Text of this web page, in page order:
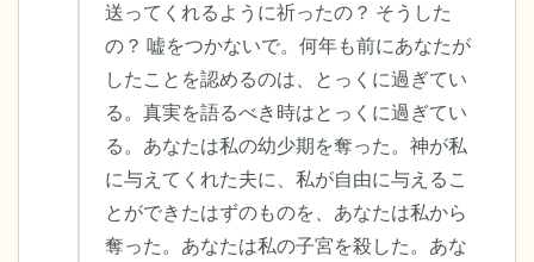
送ってくれるように祈ったの？ そうした
の？ 嘘をつかないで。何年も前にあなたが
したことを認めるのは、とっくに過ぎてい
る。真実を語るべき時はとっくに過ぎてい
る。あなたは私の幼少期を奪った。神が私
に与えてくれた夫に、私が自由に与えるこ
とができたはずのものを、あなたは私から
奪った。あなたは私の子宮を殺した。あな